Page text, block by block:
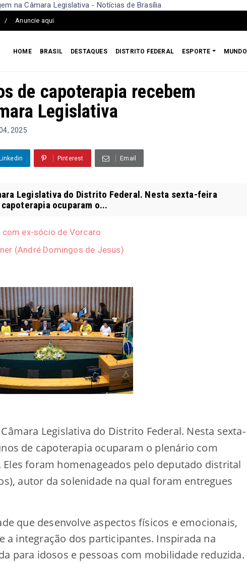
na Câmara Legislativa - Notícias de Brasília
Anuncie aqui
HOME BRASIL DESTAQUES DISTRITO FEDERAL ESPORTE MUNDO
de capoterapia recebem
Legislativa
2025
Linkedin Pinterest Email
Legislativa do Distrito Federal. Nesta sexta-feira
ocuparam o...
com ex-sócio de Vorcaro
(André Domingos de Jesus)
Legislativa do Distrito Federal. Nesta sexta-
de capoterapia ocuparam o plenário com
foram homenageados pelo deputado distrital
autor da solenidade na qual foram entregues
que desenvolve aspectos físicos e emocionais,
a integração dos participantes. Inspirada na
para idosos e pessoas com mobilidade reduzida.